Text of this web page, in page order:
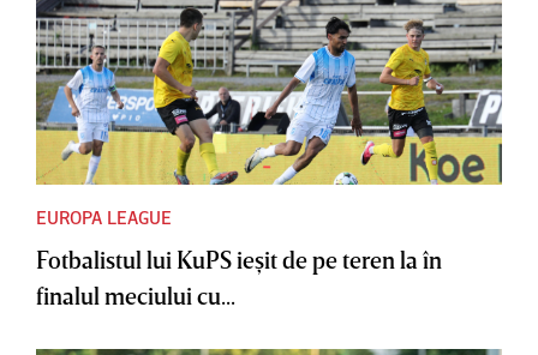
EUROPA LEAGUE
Fotbalistul lui KuPS ieşit de pe teren la în
finalul meciului cu...